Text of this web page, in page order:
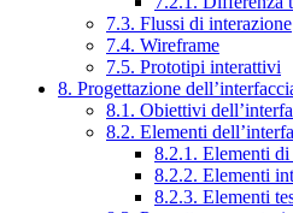
7.3. Flussi di interazione
7.4. Wireframe
7.5. Prototipi interattivi
8. Progettazione
8.1. Obiettivi
8.2. Elementi
8.2.1. Elementi
8.2.2. Elementi
8.2.3. Elementi